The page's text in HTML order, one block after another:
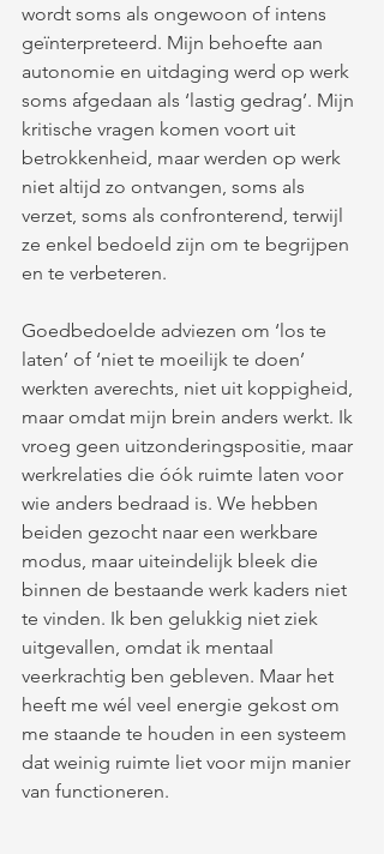
wordt soms als ongewoon of intens
geïnterpreteerd. Mijn behoefte aan
autonomie en uitdaging werd op werk
soms afgedaan als ‘lastig gedrag’. Mijn
kritische vragen komen voort uit
betrokkenheid, maar werden op werk
niet altijd zo ontvangen, soms als
verzet, soms als confronterend, terwijl
ze enkel bedoeld zijn om te begrijpen
en te verbeteren.
Goedbedoelde adviezen om ‘los te
laten’ of ‘niet te moeilijk te doen’
werkten averechts, niet uit koppigheid,
maar omdat mijn brein anders werkt. Ik
vroeg geen uitzonderingspositie, maar
werkrelaties die óók ruimte laten voor
wie anders bedraad is. We hebben
beiden gezocht naar een werkbare
modus, maar uiteindelijk bleek die
binnen de bestaande werk kaders niet
te vinden. Ik ben gelukkig niet ziek
uitgevallen, omdat ik mentaal
veerkrachtig ben gebleven. Maar het
heeft me wél veel energie gekost om
me staande te houden in een systeem
dat weinig ruimte liet voor mijn manier
van functioneren.